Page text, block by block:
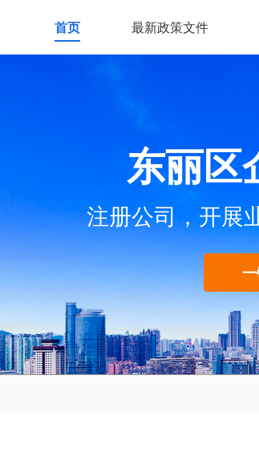
首页 最新政策文件
东丽区
注册公司，开展